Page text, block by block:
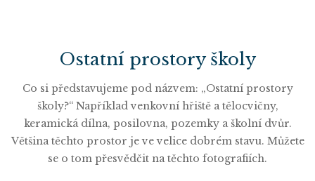
Ostatní prostory školy
Co si představujeme pod názvem: „Ostatní prostory
školy?“ Například venkovní hřiště a tělocvičny,
keramická dílna, posilovna, pozemky a školní dvůr.
Většina těchto prostor je ve velice dobrém stavu. Můžete
se o tom přesvědčit na těchto fotografiích.